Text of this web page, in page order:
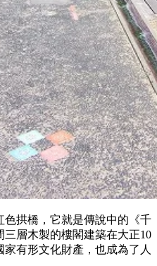
拱橋，它就是傳說中的《千
層木製的樓閣建築在大正10
有形文化財產，也成為了人